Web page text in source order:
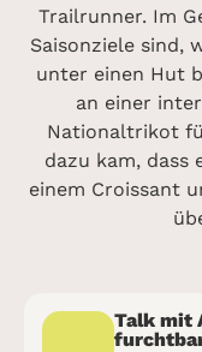
Trailrunner. Im
Saisonziele sind,
unter einen Hut
an einer
Nationaltrikot
dazu kam, dass
einem Croissant
Talk mit